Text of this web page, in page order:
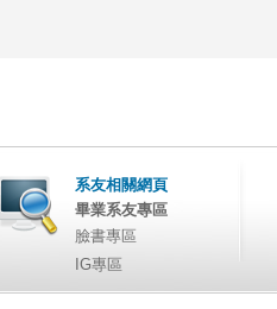
系友相關網頁
畢業系友專區
臉書專區
IG專區